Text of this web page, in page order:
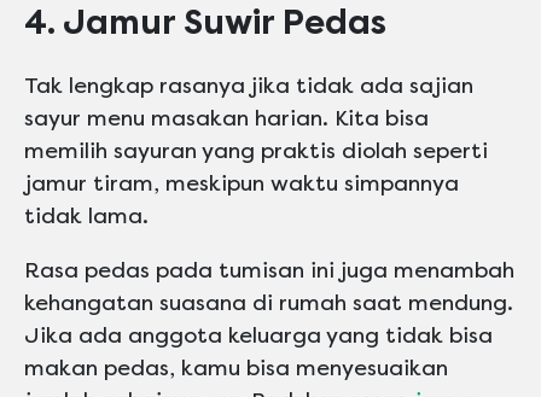
4. Jamur Suwir Pedas
Tak lengkap rasanya jika tidak ada sajian
sayur menu masakan harian. Kita bisa
memilih sayuran yang praktis diolah seperti
jamur tiram, meskipun waktu simpannya
tidak lama.
Rasa pedas pada tumisan ini juga menambah
kehangatan suasana di rumah saat mendung.
Jika ada anggota keluarga yang tidak bisa
makan pedas, kamu bisa menyesuaikan